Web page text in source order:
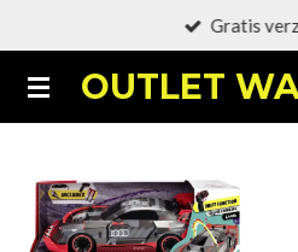
naar
de
OUTLET
Gratis